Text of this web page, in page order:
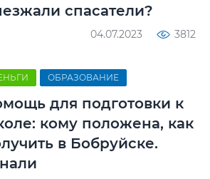
спасатели?
04.07.2023 3812
ОБРАЗОВАНИЕ
для подготовки к
кому положена, как
в Бобруйске.